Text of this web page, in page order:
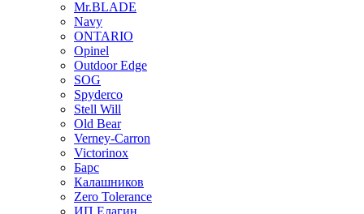
Mr.BLADE
Navy
ONTARIO
Opinel
Outdoor Edge
SOG
Spyderco
Stell Will
Old Bear
Verney-Carron
Victorinox
Барс
Калашников
Zero Tolerance
ИП Елагин